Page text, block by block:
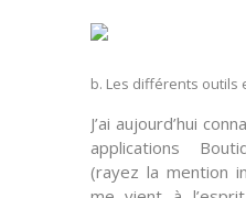
b. Les différents outils
J’ai aujourd’hui
applications
(rayez la mention